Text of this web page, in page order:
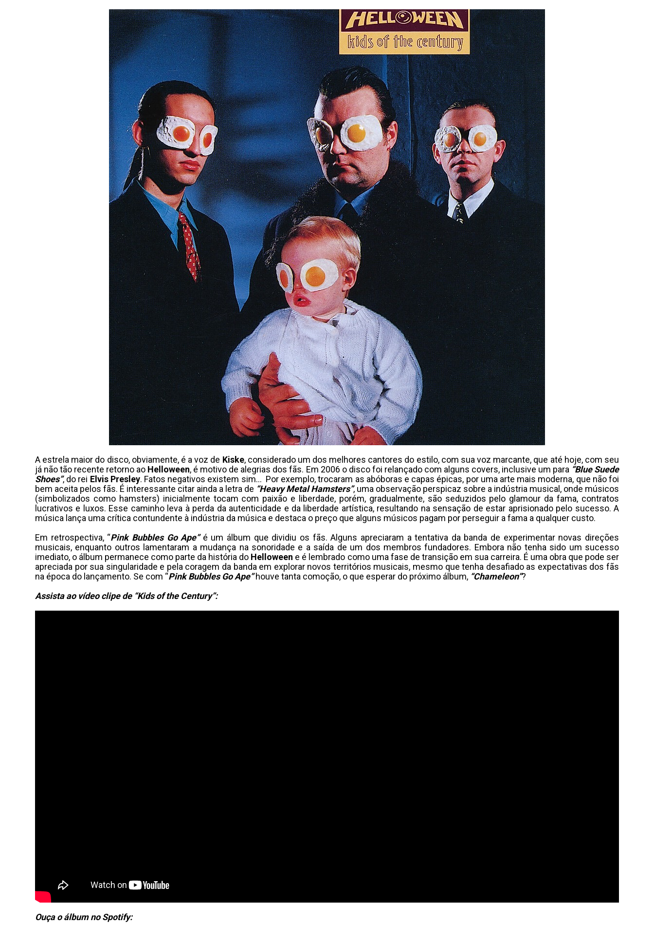
A estrela maior do disco, obviamente, é a voz de Kiske, considerado um dos melhores cantores do estilo, com sua voz marcante, que até hoje, com seu
já não tão recente retorno ao Helloween, é motivo de alegrias dos fãs. Em 2006 o disco foi relançado com alguns covers, inclusive um para “Blue Suede
Shoes”, do rei Elvis Presley. Fatos negativos existem sim… Por exemplo, trocaram as abóboras e capas épicas, por uma arte mais moderna, que não foi
bem aceita pelos fãs. É interessante citar ainda a letra de “Heavy Metal Hamsters”, uma observação perspicaz sobre a indústria musical, onde músicos
(simbolizados como hamsters) inicialmente tocam com paixão e liberdade, porém, gradualmente, são seduzidos pelo glamour da fama, contratos
lucrativos e luxos. Esse caminho leva à perda da autenticidade e da liberdade artística, resultando na sensação de estar aprisionado pelo sucesso. A
música lança uma crítica contundente à indústria da música e destaca o preço que alguns músicos pagam por perseguir a fama a qualquer custo.
Em retrospectiva, “Pink Bubbles Go Ape” é um álbum que dividiu os fãs. Alguns apreciaram a tentativa da banda de experimentar novas direções
musicais, enquanto outros lamentaram a mudança na sonoridade e a saída de um dos membros fundadores. Embora não tenha sido um sucesso
imediato, o álbum permanece como parte da história do Helloween e é lembrado como uma fase de transição em sua carreira. É uma obra que pode ser
apreciada por sua singularidade e pela coragem da banda em explorar novos territórios musicais, mesmo que tenha desafiado as expectativas dos fãs
na época do lançamento. Se com “Pink Bubbles Go Ape”houve tanta comoção, o que esperar do próximo álbum, “Chameleon”?
Assista ao vídeo clipe de “Kids of the Century”:
Ouça o álbum no Spotify: